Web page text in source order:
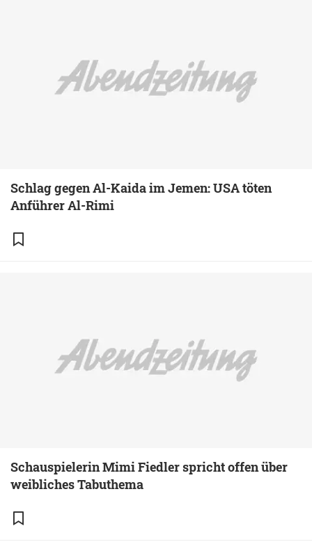
Schlag gegen Al-Kaida im Jemen: USA töten
Anführer Al-Rimi
Schauspielerin Mimi Fiedler spricht offen über
weibliches Tabuthema